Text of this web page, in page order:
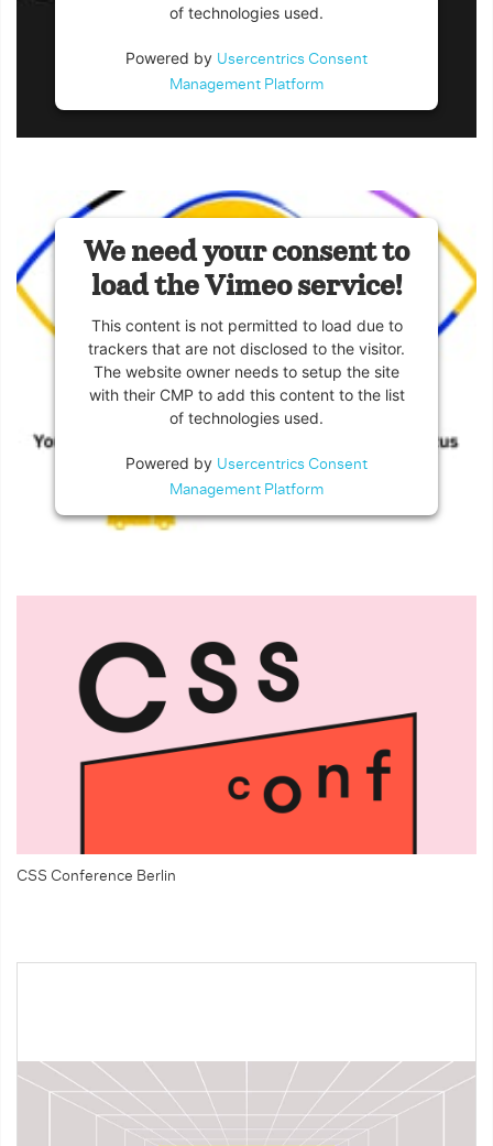
of technologies used.
Powered by Usercentrics Consent
Management Platform
We need your consent to
load the Vimeo service!
This content is not permitted to load due to
trackers that are not disclosed to the visitor.
The website owner needs to setup the site
with their CMP to add this content to the list
of technologies used.
Powered by Usercentrics Consent
Management Platform
CSS Conference Berlin